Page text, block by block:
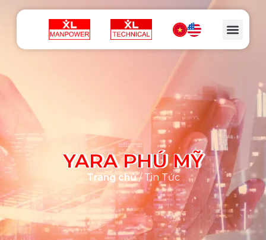
YARA PHÚ MỸ
Trang chủ/ Tin Tức